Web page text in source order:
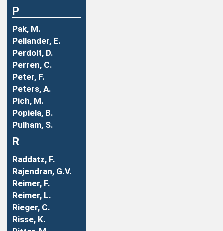
P
Pak, M.
Pellander, E.
Perdolt, D.
Perren, C.
Peter, F.
Peters, A.
Pich, M.
Popiela, B.
Pulham, S.
R
Raddatz, F.
Rajendran, G.V.
Reimer, F.
Reimer, L.
Rieger, C.
Risse, K.